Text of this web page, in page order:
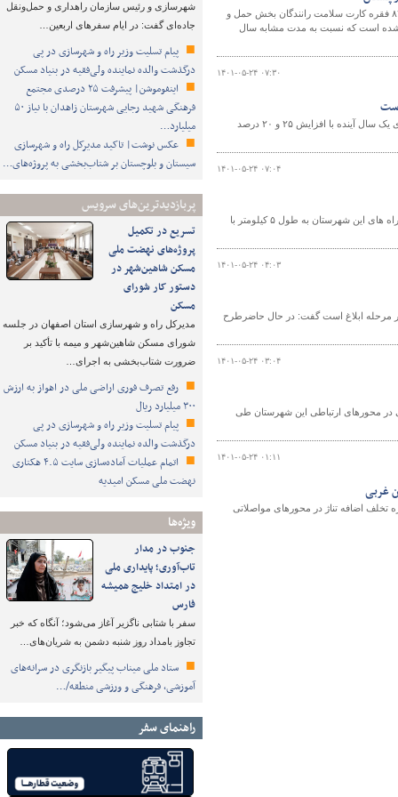
شهرسازی و رئیس سازمان راهداری و حمل‌ونقل
جاده‌ای گفت: در ایام سفرهای اربعین…
پیام تسلیت وزیر راه و شهرسازی در پی
درگذشت والده نماینده ولی‌فقیه در بنیاد مسکن
اینفوموشن| پیشرفت ۲۵ درصدی مجتمع
فرهنگی شهید رجایی شهرستان زاهدان با نیاز ۵۰
میلیارد…
عکس نوشت| تاکید مدیرکل راه و شهرسازی
سیستان و بلوچستان بر شتاب‌بخشی به پروژه‌های…
پربازدیدترین‌های سرویس
تسریع در تکمیل
پروژه‌های نهضت ملی
مسکن شاهین‌شهر در
دستور کار شورای
مسکن
مدیرکل راه و شهرسازی استان اصفهان در جلسه
شورای مسکن شاهین‌شهر و میمه با تأکید بر
ضرورت شتاب‌بخشی به اجرای…
رفع تصرف فوری اراضی ملی در اهواز به ارزش
۳۰۰ میلیارد ریال
پیام تسلیت وزیر راه و شهرسازی در پی
درگذشت والده نماینده ولی‌فقیه در بنیاد مسکن
اتمام عملیات آماده‌سازی سایت ۴.۵ هکتاری
نهضت ملی مسکن امیدیه
ویژه‌ها
جنوب در مدار
تاب‌آوری؛ پایداری ملی
در امتداد خلیج همیشه
فارس
سفر با شتابی ناگزیر آغاز می‌شود؛ آنگاه که خبر
تجاوز بامداد روز شنبه دشمن به شریان‌های…
ستاد ملی میناب پیگیر بازنگری در سرانه‌های
آموزشی، فرهنگی و ورزشی منطقه/…
راهنمای سفر
مدیر کل راهداری و حمل و نقل جاده ای استان سیستان و بلوچستان گفت‌:تعداد۲هزار ‌و۸۲۴ فقره کارت سلامت رانندگان بخش حمل و
است که نسبت به مدت مشابه سال
۱۴۰۱-۰۵-۲۴ ۰۷:۳۰
تمامی قراردادهای اجاره مسکن سال گذشته برابر مصوبه هیات دولت بصورت خودکار برای یک سال آینده با افزایش ۲۵ و ۲۰ درصد
۱۴۰۱-۰۵-۲۴ ۰۷:۰۴
رئیس راهداری و حمل و نقل جاده ای شهرستان نوشهر از اجرای عملیات روکش آسفالت راه های این شهرستان به طول ۵ کیلومتر با
۱۴۰۱-۰۵-۲۴ ۰۴:۰۳
در مرحله ابلاغ است گفت: در حال حاضرطرح
۱۴۰۱-۰۵-۲۴ ۰۳:۰۴
ای شهرستان مهاباد از نصب ۱۸۷ عدد علایم ایمنی در محورهای ارتباطی این شهرستان طی
۱۴۰۱-۰۵-۲۴ ۰۱:۱۱
و حمل و نقل جاده ای آذربایجان غربی از کشف و اعمال قانون ۱۷۷۰ فقره تخلف اضافه تناژ در محورهای مواصلاتی